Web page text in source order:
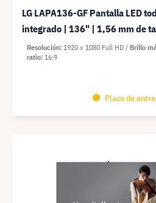
LG LAPA136-GF Pantalla LED
integrado | 136" | 1,56 mm de
Plazo de
Resolución 1920 x 1080 Full HD Brillo
ratio 16:9